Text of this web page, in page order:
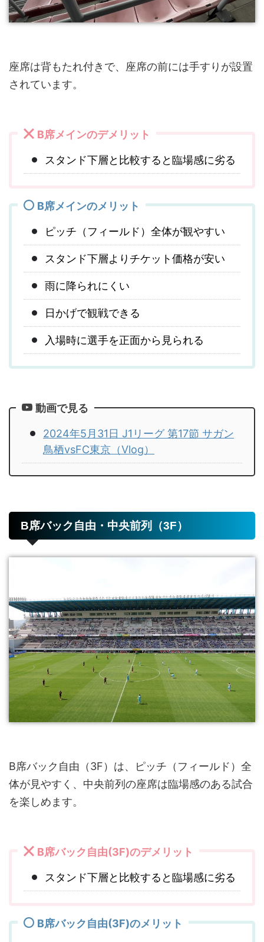
座席は背もたれ付きで、座席の前には手すりが設置
されています。
B席メインのデメリット
スタンド下層と比較すると臨場感に劣る
B席メインのメリット
ピッチ（フィールド）全体が観やすい
スタンド下層よりチケット価格が安い
雨に降られにくい
日かげで観戦できる
入場時に選手を正面から見られる
動画で見る
2024年5月31日 J1リーグ 第17節 サガン
鳥栖vsFC東京（Vlog）
B席バック自由・中央前列（3F）
B席バック自由（3F）は、ピッチ（フィールド）全
体が見やすく、中央前列の座席は臨場感のある試合
を楽しめます。
B席バック自由(3F)のデメリット
スタンド下層と比較すると臨場感に劣る
B席バック自由(3F)のメリット